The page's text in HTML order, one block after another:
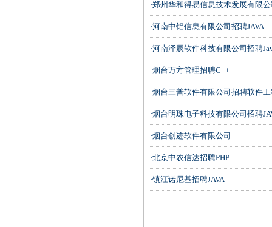
·郑州华和得易信息技术发展有限公
·河南中铝信息有限公司招聘JAVA
·河南泽辰软件科技有限公司招聘
·烟台万方管理招聘C++
·烟台三普软件有限公司招聘软件
·烟台明珠电子科技有限公司招聘
·烟台创迹软件有限公司
·北京中农信达招聘PHP
·镇江诺尼基招聘JAVA